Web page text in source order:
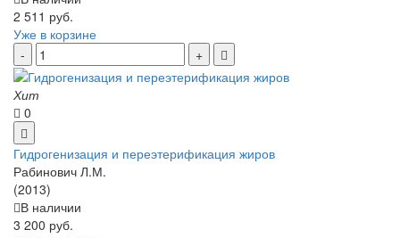
2 511 руб.
Уже в корзине
Хит
0
Гидрогенизация и переэтерификация жиров
Рабинович Л.М.
(2013)
В наличии
3 200 руб.